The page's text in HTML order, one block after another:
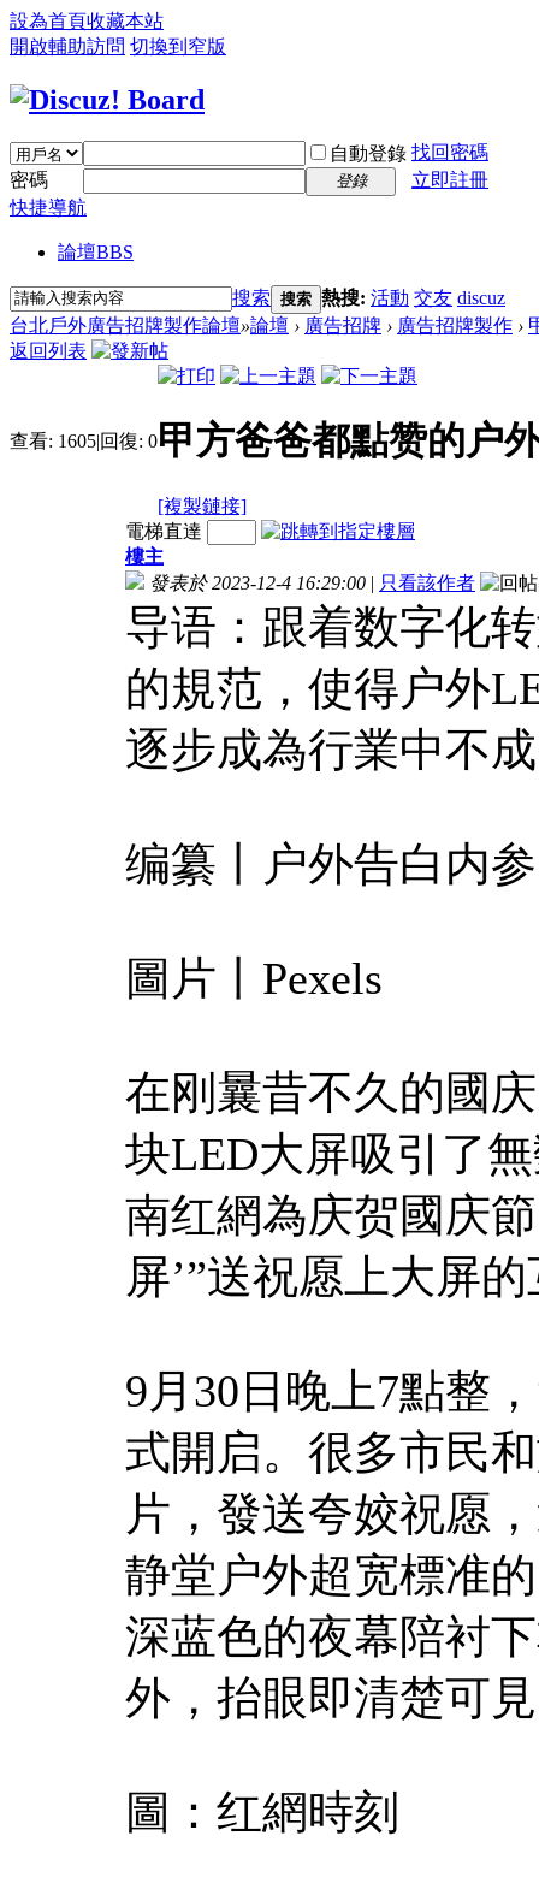
設為首頁收藏本站
開啟輔助訪問 切換到窄版
自動登錄 找回密碼
密碼
登錄
立即註冊
快捷導航
論壇BBS
搜索 搜索 熱搜: 活動 交友 discuz
台北戶外廣告招牌製作論壇»論壇 › 廣告招牌 › 廣告招牌製作 ›
返回列表
查看: 1605|回復: 0甲方爸爸都點赞的户
[複製鏈接]
電梯直達
樓主
發表於 2023-12-4 16:29:00 | 只看該作者
导语：跟着数字化
的規范，使得户外
逐步成為行業中不
编纂丨户外告白内参
圖片丨Pexels
在刚曩昔不久的國
块LED大屏吸引了
南红網為庆贺國庆
屏’”送祝愿上大屏
9月30日晚上7點整
式開启。很多市民
片，發送夸姣祝愿
静堂户外超宽標准
深蓝色的夜幕陪衬
外，抬眼即清楚可
圖：红網時刻